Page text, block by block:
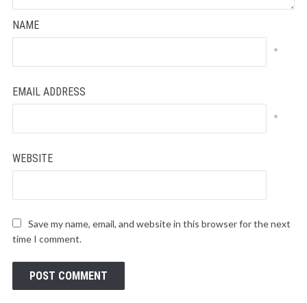
NAME
*
EMAIL ADDRESS
*
WEBSITE
Save my name, email, and website in this browser for the next
time I comment.